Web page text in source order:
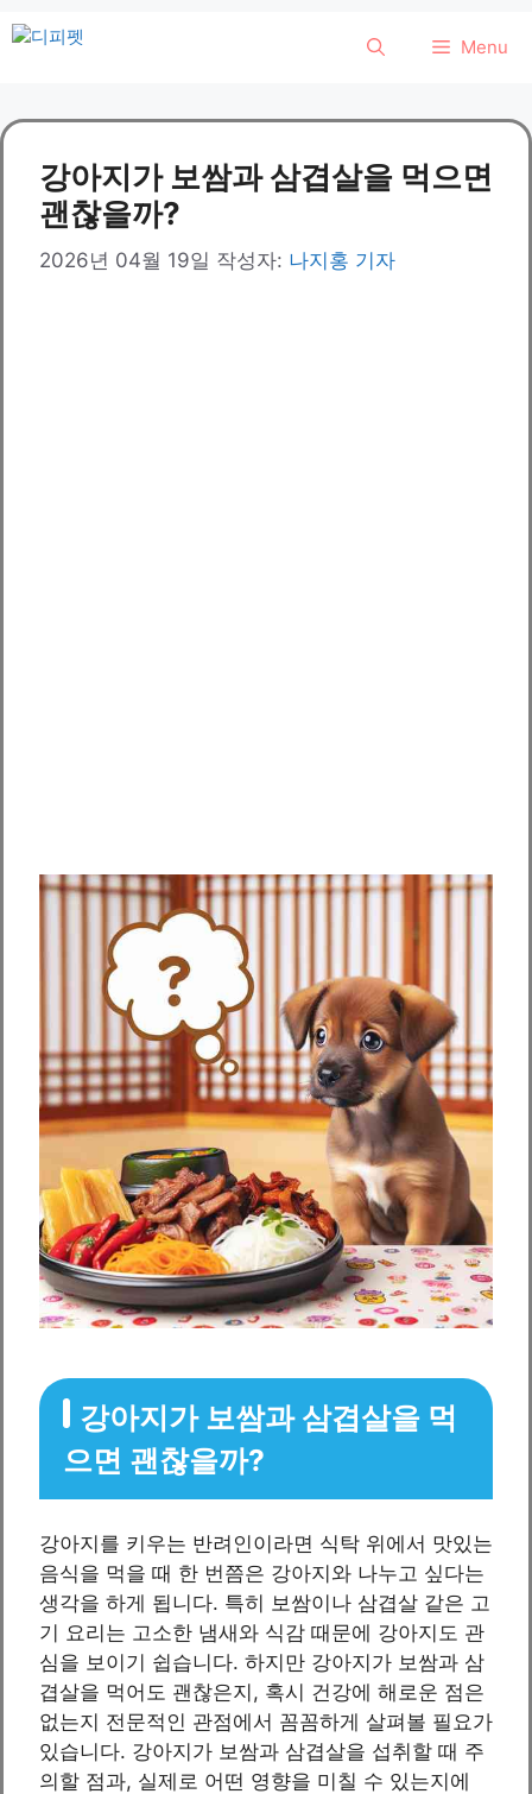
컨
로
건
Menu
강아지가 보쌈과 삼겹살을 먹으면
괜찮을까?
2026년 04월 19일 작성자: 나지홍 기자
강아지가 보쌈과 삼겹살을 먹
으면 괜찮을까?
강아지를 키우는 반려인이라면 식탁 위에서 맛있는
음식을 먹을 때 한 번쯤은 강아지와 나누고 싶다는
생각을 하게 됩니다. 특히 보쌈이나 삼겹살 같은 고
기 요리는 고소한 냄새와 식감 때문에 강아지도 관
심을 보이기 쉽습니다. 하지만 강아지가 보쌈과 삼
겹살을 먹어도 괜찮은지, 혹시 건강에 해로운 점은
없는지 전문적인 관점에서 꼼꼼하게 살펴볼 필요가
있습니다. 강아지가 보쌈과 삼겹살을 섭취할 때 주
의할 점과, 실제로 어떤 영향을 미칠 수 있는지에